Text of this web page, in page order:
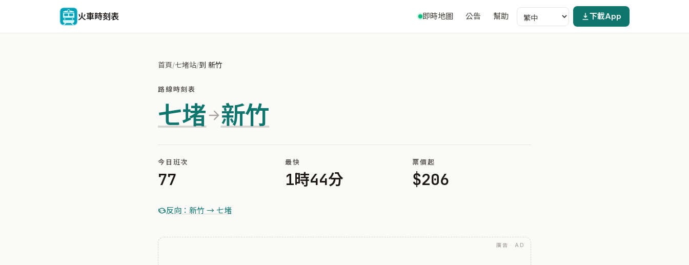
火車時刻表 即時地圖 公告 幫助 下載App
首頁/七堵站/到 新竹
路線時刻表
七堵 新竹
今日班次
77
最快
1時44分
票價起
$206
反向：新竹 → 七堵
廣告 · AD